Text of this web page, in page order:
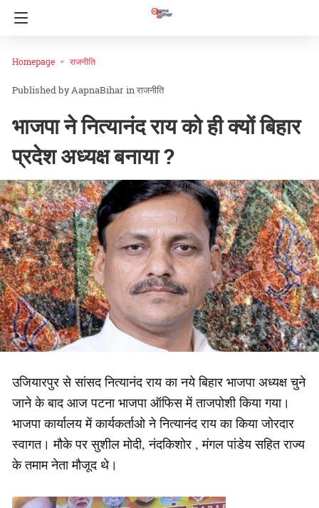
Homepage राजनीति
AapnaBihar inराजनीति
भाजपा ने नित्यानंद राय को ही क्यों बिहार
प्रदेश अध्यक्ष बनाया ?
उजियारपुर से सांसद नित्यानंद राय का नये बिहार भाजपा अध्यक्ष चुने
जाने के बाद आज पटना भाजपा ऑफिस में ताजपोशी किया गया।
भाजपा कार्यालय में कार्यकर्ताओ ने नित्यानंद राय का किया जोरदार
स्वागत। मौके पर सुशील मोदी, नंदकिशोर , मंगल पांडेय सहित राज्य
के तमाम नेता मौजूद थे।